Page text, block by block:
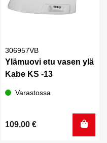
306957VB
Ylämuovi etu vasen ylä
Kabe KS -13
Varastossa
109,00 €